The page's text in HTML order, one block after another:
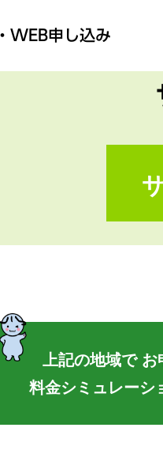
・WEB申し込み
上記の地域で お
料金シミュレーシ